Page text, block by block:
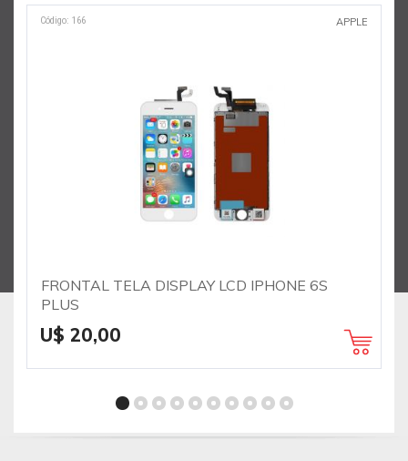
Código: 166 APPLE
FRONTAL TELA DISPLAY LCD IPHONE 6S
PLUS
U$ 20,00